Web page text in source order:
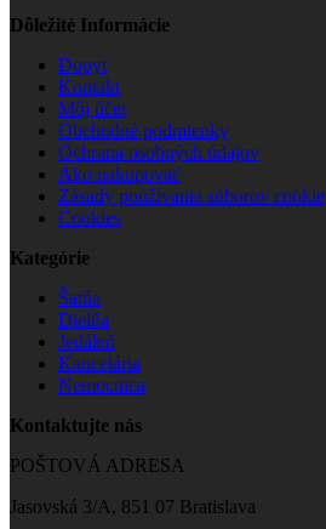
Dôležité Informácie
Dopyt
Kontakt
Môj účet
Obchodné podmienky
Ochrana osobných údajov
Ako nakupovať
Zásady používania súborov cookie
Cookies
Kategórie
Šatňa
Dielňa
Jedáleň
Kancelária
Nemocnica
Kontaktujte nás
POŠTOVÁ ADRESA
Jasovská 3/A, 851 07 Bratislava